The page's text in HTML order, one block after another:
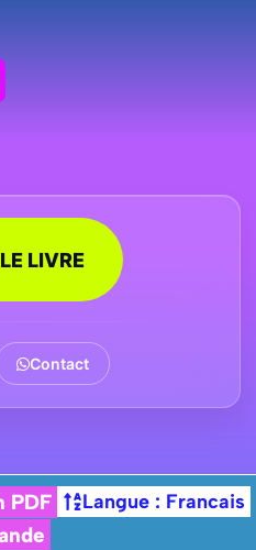
LIVRE
Contact
PDF Langue : Francais